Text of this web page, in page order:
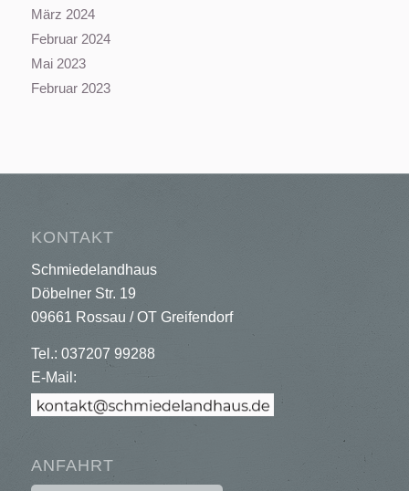
März 2024
Februar 2024
Mai 2023
Februar 2023
KONTAKT
Schmiedelandhaus
Döbelner Str. 19
09661 Rossau / OT Greifendorf
Tel.: 037207 99288
E-Mail:
ANFAHRT